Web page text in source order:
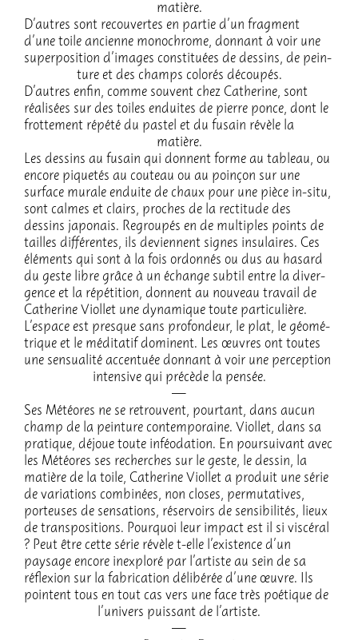
matière.
D’autres sont recou­vertes en partie d’un frag­ment
d’une toile ancienne mono­chrome, donnant à voir une
super­po­si­tion d’images consti­tuées de dessins, de pein­
ture et des champs colo­rés décou­pés.
D’autres enfin, comme souvent chez Cathe­rine, sont
réali­sées sur des toiles enduites de pierre ponce, dont le
frot­te­ment répété du pastel et du fusain révèle la
matière.
Les dessins au fusain qui donnent forme au tableau, ou
encore pique­tés au couteau ou au poinçon sur une
surface murale enduite de chaux pour une pièce in-situ,
sont calmes et clairs, proches de la recti­tude des
dessins japo­nais. Regrou­pés en de multiples points de
tailles diffé­rentes, ils deviennent signes insu­laires. Ces
éléments qui sont à la fois ordon­nés ou dus au hasard
du geste libre grâce à un échange subtil entre la diver­
gence et la répé­ti­tion, donnent au nouveau travail de
Cathe­rine Viol­let une dyna­mique toute parti­cu­lière.
L’es­pace est presque sans profon­deur, le plat, le géomé­
trique et le médi­ta­tif dominent. Les œuvres ont toutes
une sensua­lité accen­tuée donnant à voir une percep­tion
inten­sive qui précède la pensée.
Ses Météores ne se retrouvent, pour­tant, dans aucun
champ de la pein­ture contem­po­raine. Viol­let, dans sa
pratique, déjoue toute inféo­da­tion. En pour­sui­vant avec
les Météores ses recherches sur le geste, le dessin, la
matière de la toile, Cathe­rine Viol­let a produit une série
de varia­tions combi­nées, non closes, permu­ta­tives,
porteuses de sensa­tions, réser­voirs de sensi­bi­li­tés, lieux
de trans­po­si­tions. Pourquoi leur impact est il si viscé­ral
? Peut être cette série révèle t-elle l’exis­tence d’un
paysage encore inex­ploré par l’ar­tiste au sein de sa
réflexion sur la fabri­ca­tion déli­bé­rée d’une œuvre. Ils
pointent tous en tout cas vers une face très poétique de
l’uni­vers puis­sant de l’ar­tiste.